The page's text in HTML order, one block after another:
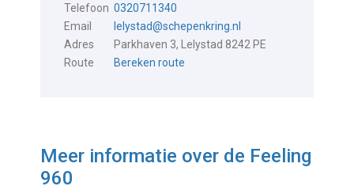
Telefoon 0320711340
Email
lelystad@schepenkring.nl
Adres
Parkhaven 3, Lelystad 8242 PE
Route
Bereken route
Meer informatie over de Feeling
960